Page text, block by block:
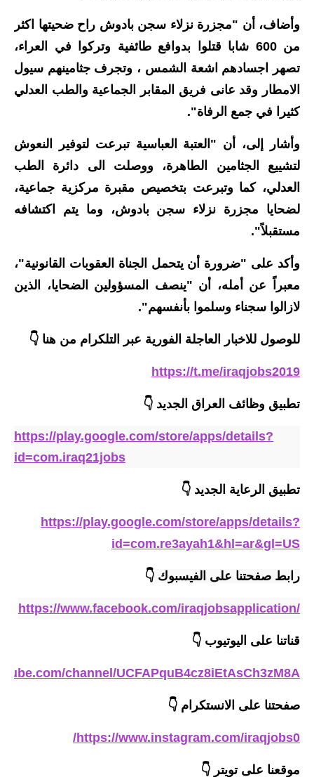
المرحلة الابتدائية
المرحلة المتوسطة
المرحلة الاعدادية
المرحلة الابتدائية
المرحلة المتوسطة
المرحلة الاعدادية
المرحلة الابتدائية
المرحلة المتوسطة
المرحلة الاعدادية
المرحلة المتوسطة
المرحلة الابتدائية
المرحلة الاعدادية
المرحلة الابتدائية
المرحلة الاعدادية
وأضاف، أن "مجزرة نزلاء سجن بادوش راح ضحيتها اكثر
من 600 شابا قتلوا بدوافع طائفية وتركوا في العراء،
تصهر اجسادهم اشعة الشمس ، وتجرف جثامينهم سيول
الامطار وقد عانى فريق المقابر الجماعية والطب العدلي
كثيرا في جمع الرفاة".
وأشار إلى، أن "العتبة العباسية تبرعت لتوفير النعوش
لتشييع الجثامين الطاهرة، ووصلت الى دائرة الطب
العدلي، كما وتبرعت بتخصيص مقبرة مركزية جماعية،
لضحايا مجزرة نزلاء سجن بادوش، وما يتم اكتشافه
مستقبلاً".
وأكد على "ضرورة أن يتحمل الجناة العقوبات القانونية"،
معبراً عن أمله، أن "ينصف المسؤولين الضحايا، الذين
لازالوا سجناء وسلموا بأنفسهم".
للوصول للاخبار العاجلة الفورية عبر التلكرام من هنا 👇
https://t.me/iraqjobs2019
تطبيق وظائف العراق الجديد 👇
https://play.google.com/store/apps/details?
id=com.iraq21jobs
تطبيق الرعاية الجديد 👇
https://play.google.com/store/apps/details?
id=com.re3ayah1&hl=ar&gl=US
رابط صفحتنا على الفيسبوك 👇
https://www.facebook.com/iraqjobsapplication/
قناتنا على اليوتيوب 👇
channel/UCFAPquB4cz8iEtAsCh3zM8A
صفحتنا على الانستكرام 👇
https://www.instagram.com/iraqjobs0/
موقعنا على تويتر 👇